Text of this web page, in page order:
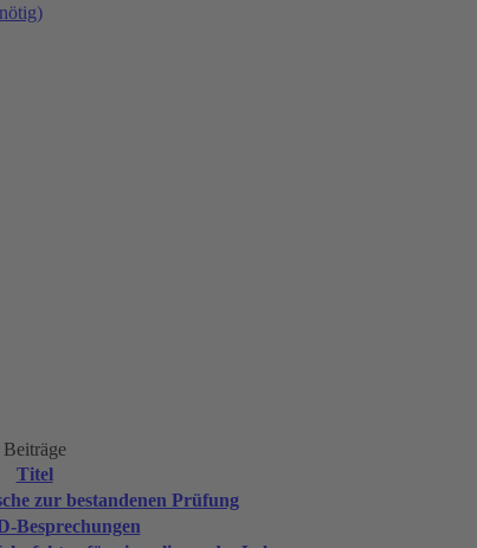
Beiträge
Titel
zur bestandenen Prüfung
Besprechungen